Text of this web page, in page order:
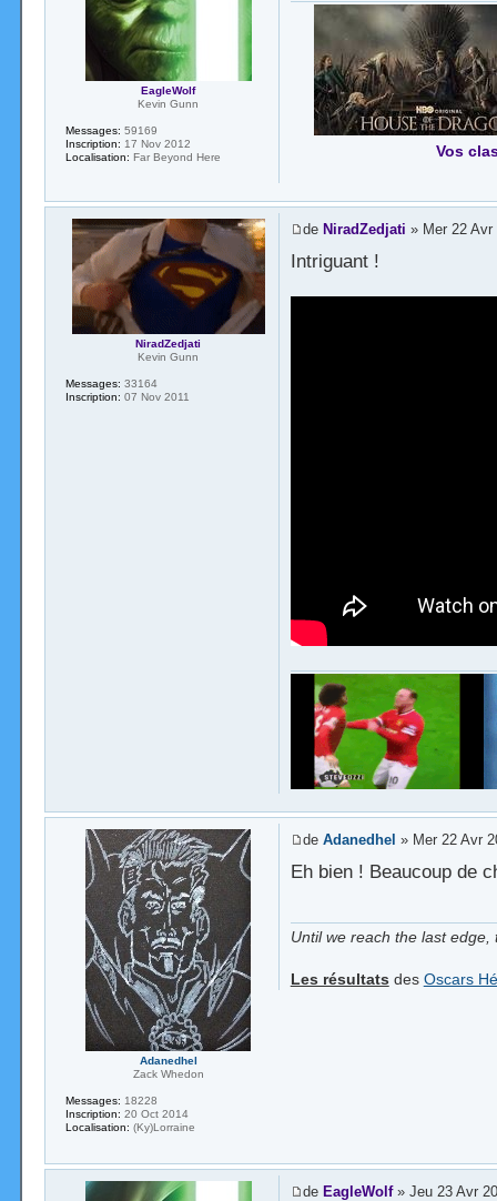
Vos
EagleWolf
Kevin Gunn
Messages: 59169
Inscription: 17 Nov 2012
Localisation: Far Beyond Here
de NiradZedjati » Mer 22 Avr
Intriguant !
NiradZedjati
Kevin Gunn
Messages: 33164
Inscription: 07 Nov 2011
de Adanedhel » Mer 22 Avr
Eh bien ! Beaucoup de
Until we reach the last
Les résultats des Oscars
Adanedhel
Zack Whedon
Messages: 18228
Inscription: 20 Oct 2014
Localisation: (Ky)Lorraine
de EagleWolf» Jeu 23 Avr